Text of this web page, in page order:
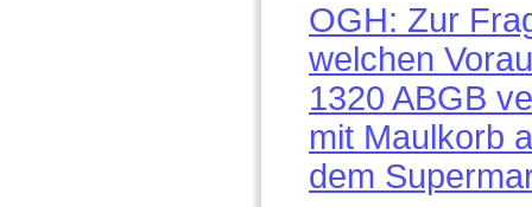
OGH: Zur
welchen
1320 ABGB
mit Maulkorb
dem